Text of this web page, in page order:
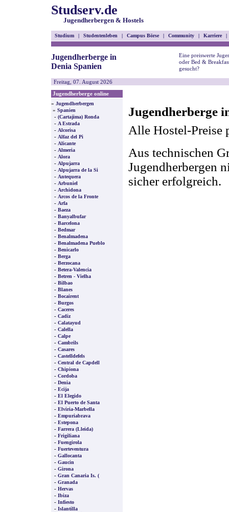
Studserv.de
Jugendherbergen & Hostels
Studium | Studentenleben | Campus Börse | Community | Karriere |
Jugendherberge in
Denia Spanien
Eine preiswerte
oder Bed &
gesucht?
Freitag, 07. August 2026
Jugendherberge online
» Jugendherbergen
» Spanien
- (Cartajima) Ronda
- A Estrada
- Alcorisa
- Alfaz del Pi
- Alicante
- Almeria
- Alora
- Alpujarra
- Alpujarra de la Si
- Antequera
- Arbuniel
- Archidona
- Arcos de la Fronte
- Arfa
- Baeza
- Banyalbufar
- Barcelona
- Bedmar
- Benalmadena
- Benalmadena Pueblo
- Benicarlo
- Berga
- Berzocana
- Betera-Valencia
- Betren - Vielha
- Bilbao
- Blanes
- Bocairent
- Burgos
- Caceres
- Cadiz
- Calatayud
- Calella
- Calpe
- Cambrils
- Casares
- Castelldefels
- Central de Capdell
- Chipiona
- Cordoba
- Denia
- Ecija
- El Elegido
- El Puerto de Santa
- Elviria-Marbella
- Empuriabrava
- Estepona
- Farrera (Lleida)
- Frigiliana
- Fuengirola
- Fuerteventura
- Gallocanta
- Gaucin
- Girona
- Gran Canaria Is. (
- Granada
- Hervas
- Ibiza
- Infiesto
- Islantilla
Jugendherberge
Alle Hostel-Preise
Aus technischen
Jugendherbergen
sicher erfolgreich.